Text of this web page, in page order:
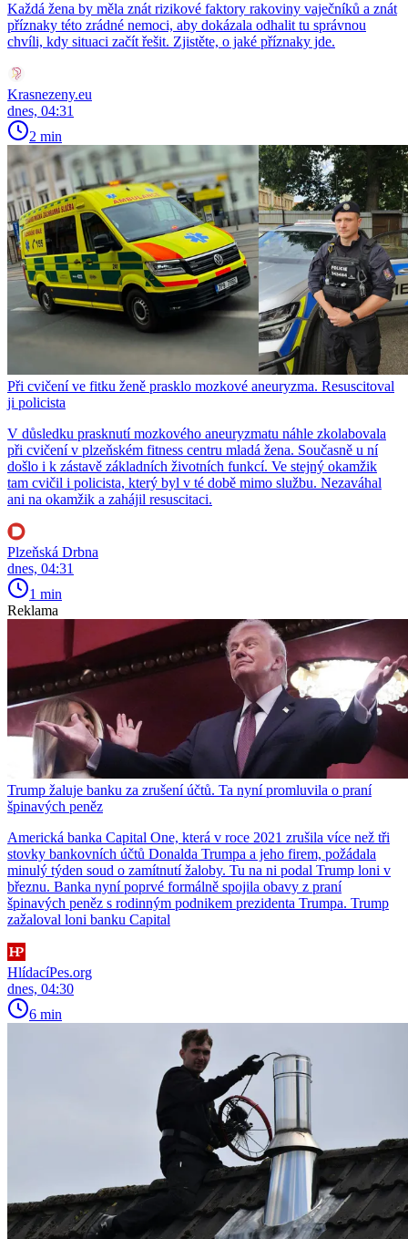
Každá žena by měla znát rizikové faktory rakoviny vaječníků a znát
příznaky této zrádné nemoci, aby dokázala odhalit tu správnou
chvíli, kdy situaci začít řešit. Zjistěte, o jaké příznaky jde.
Krasnezeny.eu
dnes, 04:31
2 min
Při cvičení ve fitku ženě prasklo mozkové aneuryzma. Resuscitoval
ji policista
V důsledku prasknutí mozkového aneuryzmatu náhle zkolabovala
při cvičení v plzeňském fitness centru mladá žena. Současně u ní
došlo i k zástavě základních životních funkcí. Ve stejný okamžik
tam cvičil i policista, který byl v té době mimo službu. Nezaváhal
ani na okamžik a zahájil resuscitaci.
Plzeňská Drbna
dnes, 04:31
1 min
Reklama
Trump žaluje banku za zrušení účtů. Ta nyní promluvila o praní
špinavých peněz
Americká banka Capital One, která v roce 2021 zrušila více než tři
stovky bankovních účtů Donalda Trumpa a jeho firem, požádala
minulý týden soud o zamítnutí žaloby. Tu na ni podal Trump loni v
březnu. Banka nyní poprvé formálně spojila obavy z praní
špinavých peněz s rodinným podnikem prezidenta Trumpa. Trump
zažaloval loni banku Capital
HlídacíPes.org
dnes, 04:30
6 min